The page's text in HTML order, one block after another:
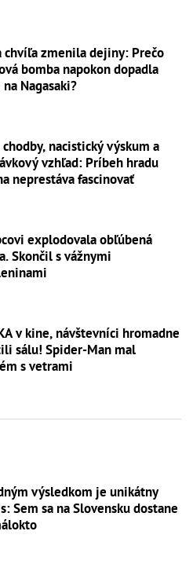
chvíľa zmenila dejiny: Prečo
bomba napokon dopadla
na Nagasaki?
chodby, nacistický výskum a
vzhľad: Príbeh hradu
neprestáva fascinovať
explodovala obľúbená
Skončil s vážnymi
v kine, návštevníci hromadne
sálu! Spider-Man mal
s vetrami
výsledkom je unikátny
Sem sa na Slovensku dostane